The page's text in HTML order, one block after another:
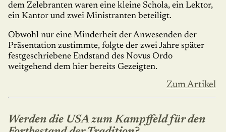
dem Zelebranten waren eine kleine Schola, ein Lektor,
ein Kantor und zwei Ministranten beteiligt.
Obwohl nur eine Minderheit der Anwesenden der
Präsentation zu­stimm­te, folgte der zwei Jahre später
festgeschriebene Endstand des Novus Ordo
weitgehend dem hier bereits Gezeigten.
Zum Artikel
Werden die USA zum Kampffeld für den